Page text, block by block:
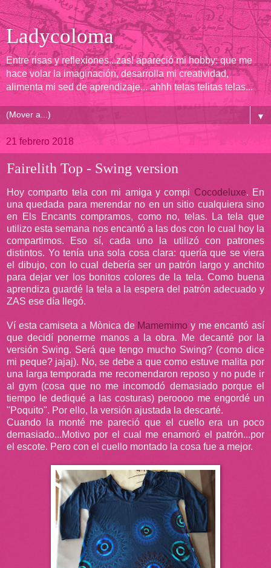
Ladycoloma
Entre risas y reflexiones...zas! apareció mi hobby: que me
hace volar la imaginación, desarrolla mi creatividad,
alimenta mi sed de aprendizaje... ahhh telas telitas telas...
▼
21 febrero 2018
Fairelith Top - Swing version
Hoy comparto tela con mi amiga y compi Cocodeluxe. En
una quedada para merendar no en un sitio cualquiera sino
en Els Encants compramos, como no, telas. La tela que
utilizo esta semana nos encantó a las dos con lo cual hoy la
compartimos. Eso sí, cada uno la utilizó con patrones
distintos. Yo tenía una sola cosa clara: quería que se viera
el dibujo, con lo cual debería ser un patrón largo y anchito
para dejar ver los bonitos colores de la tela. Como buena
aprendiza guardé la tela a la espera del patrón adecuado y
ZAS ese día llegó.
Ví esta camiseta a Mònica de Mamemimo y me encantó así
que decidí ponerme manos a la obra. Me decanté por la
versión Swing. Será que tengo mucho Swing? (como dice
mi peque? jajaj). No, se debe a que como estuve malita por
una larga temporada me recomendaron reposo y no pude ir
al gym (cosa que no me incomodó demasiado porque el
tiempo le dediqué a las costuras) peroooo me engordé un
"Poquito". Por ello, la versión ajustada la descarté.
Cuando la monté me pareció que el cuello era un poco
demasiado...Motivo por el cual me enamoró el patrón...por
el escote. Pero con el cuello montado la cosa fue a mejor.